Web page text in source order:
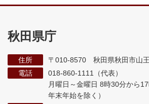
秋田県庁
住所
〒010-8570 秋田県秋田市山
電話
018-860-1111（代表）
月曜日～金曜日 8時30分から
年末年始を除く）